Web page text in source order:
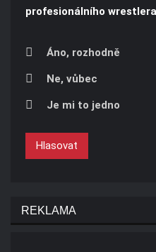
profesionálního
Áno, rozhodně
Ne, vůbec
Je mi to jedno
Hlasovat
REKLAMA